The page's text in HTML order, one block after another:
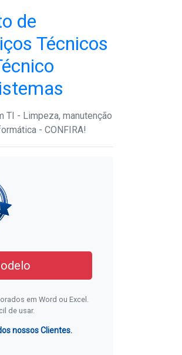
de
Técnicos
TI - Limpeza, manutenção
- CONFIRA!
em Word ou Excel.
de usar.
nossos Clientes.